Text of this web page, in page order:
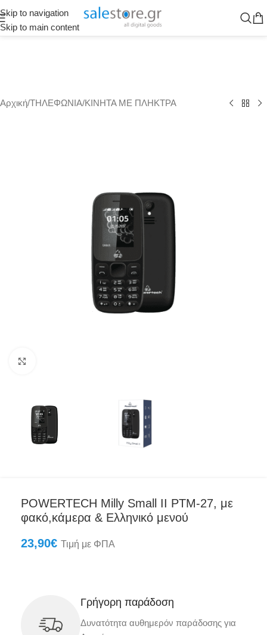
Skip to navigation
Skip to main content
Αρχική/ΤΗΛΕΦΩΝΙΑ/ΚΙΝΗΤΑ ΜΕ ΠΛΗΚΤΡΑ
POWERTECH Milly Small II PTM-27, με
φακό,κάμερα & Ελληνικό μενού
23,90€ Τιμή με ΦΠΑ
Γρήγορη παράδοση
Δυνατότητα αυθημερόν παράδοσης για